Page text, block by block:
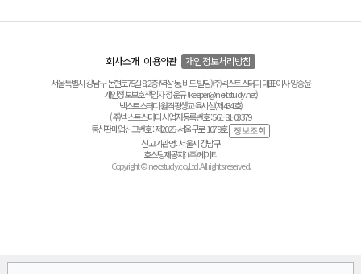
회사소개 이용약관 개인정보처리방침
서울특별시 강남구 논현로75길 8, 2층(역삼동, 비드 빌딩) ㈜넥스트스터디 대표이사 양승윤
개인정보보호책임자 정운규 (keeper@nextstudy.net)
넥스트스터디 원격평생교육시설(제434호)
(주)넥스트스터디 사업자등록번호 : 561-81-03379
통신판매업신고번호 : 제2025-서울구로-1079호
신고기관명 : 서울시 강남구
호스팅제공자 : (주)케이티
Copyright © nextstudy.co.,Ltd. All rights reserved.